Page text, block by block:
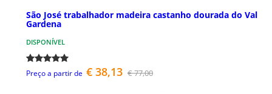
São José trabalhador madeira castanho dourada do Val
Gardena
DISPONÍVEL
Preço a partir de € 38,13 € 77,00